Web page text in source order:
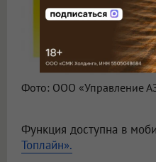
Фото: ООО «Управление
Функция доступна в
Топлайн».